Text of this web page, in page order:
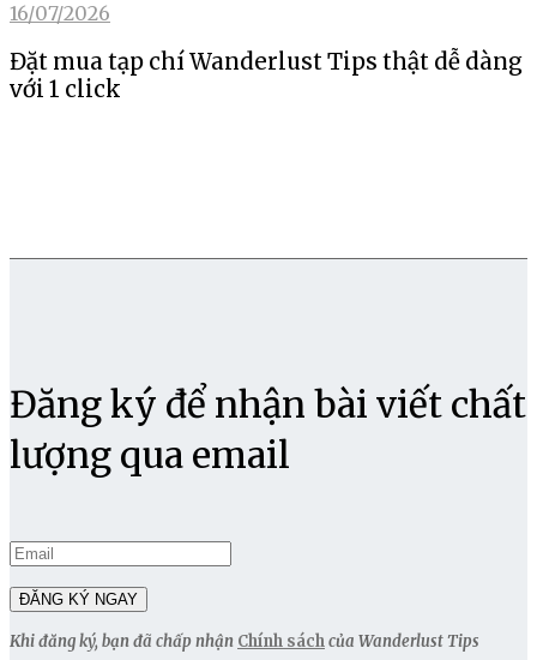
16/07/2026
Đặt mua tạp chí Wanderlust Tips thật dễ dàng
với 1 click
Đăng ký để nhận bài viết chất
lượng qua email
Khi đăng ký, bạn đã chấp nhận Chính sáchcủa Wanderlust Tips